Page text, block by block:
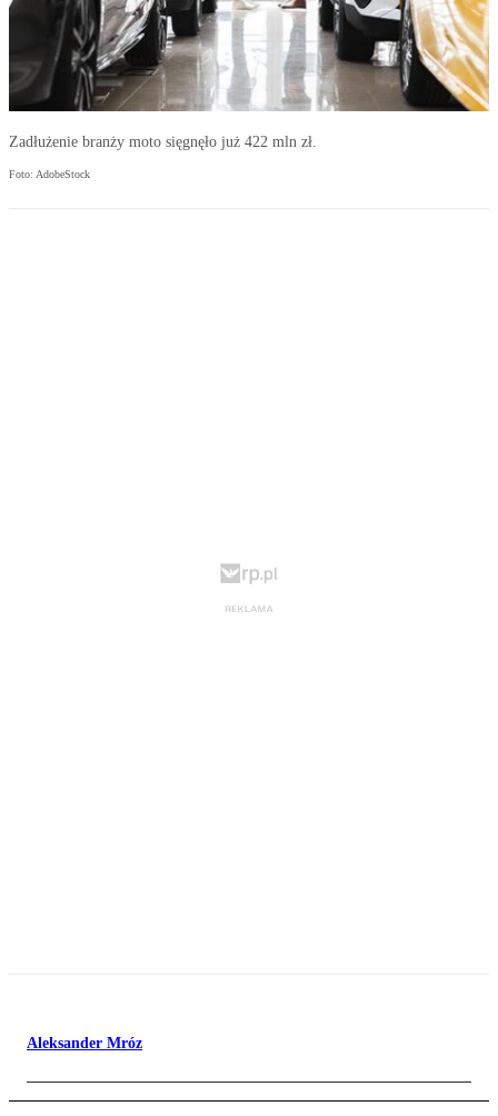
Zadłużenie branży moto sięgnęło już 422 mln zł.
Foto: AdobeStock
Aleksander Mróz